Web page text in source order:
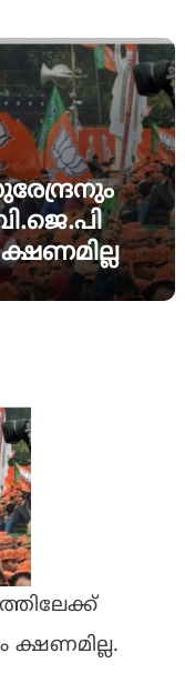
ക്ഷണമില്ല.